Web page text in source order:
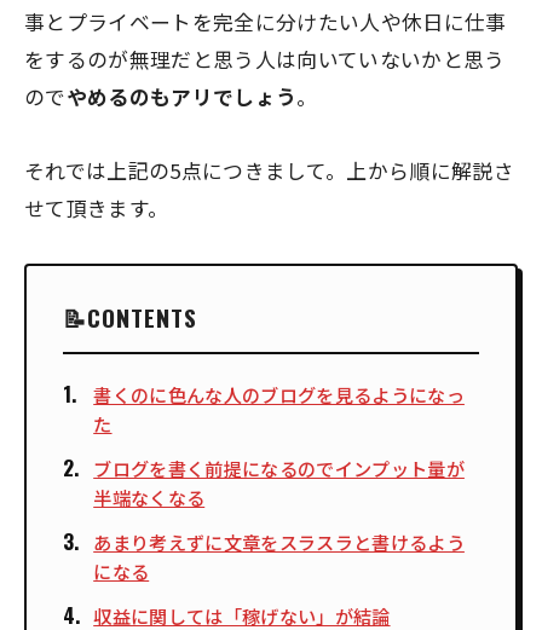
事とプライベートを完全に分けたい人や休日に仕事
をするのが無理だと思う人は向いていないかと思う
のでやめるのもアリでしょう。
それでは上記の5点につきまして。上から順に解説さ
せて頂きます。
CONTENTS
書くのに色んな人のブログを見るようになっ
た
ブログを書く前提になるのでインプット量が
半端なくなる
あまり考えずに文章をスラスラと書けるよう
になる
収益に関しては「稼げない」が結論